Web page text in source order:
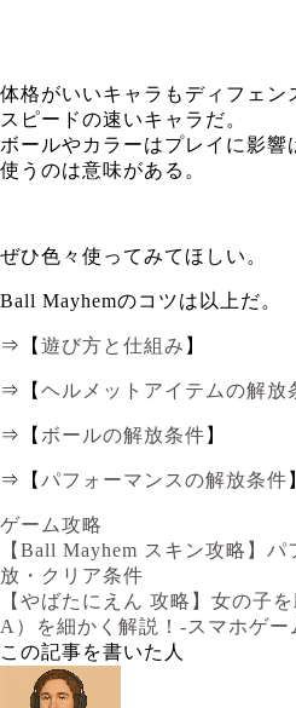
体格がいいキャラもディフェン
スピードの速いキャラだ。
ボールやカラーはプレイに影響
使うのは意味がある。
ぜひ色々使ってみてほしい。
Ball Mayhemのコツは以上だ。
⇒【 遊び方と仕組み 】
⇒【 ヘルメットアイテムの解放
⇒【 ボールの解放条件 】
⇒【 パフォーマンスの解放条件
ゲーム攻略
【Ball Mayhem スキン攻略】
放・クリア条件
【やばたにえん 攻略】女の子
A）を細かく解説！-スマホゲー
この記事を書いた人